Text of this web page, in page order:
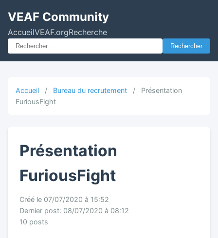
VEAF Community
AccueilVEAF.orgRecherche
Rechercher
Accueil / Bureau du recrutement /
Présentation
FuriousFight
Présentation
FuriousFight
Créé le 07/07/2020 à 15:52
Dernier post: 08/07/2020 à 08:12
10 posts